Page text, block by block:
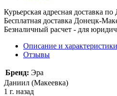
Курьерская адресная доставка
Бесплатная доставка Донецк-
Безналичный расчет - для
Описание и характеристики
Отзывы
Бренд: Эра
Даниил (Макеевка)
1 г. назад